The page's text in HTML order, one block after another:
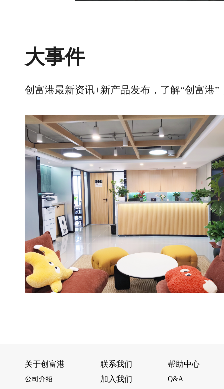
大事件
创富港最新资讯+新产品发布，了解“创富港
关于创富港
公司介绍
联系我们
加入我们
帮助中心
Q&A